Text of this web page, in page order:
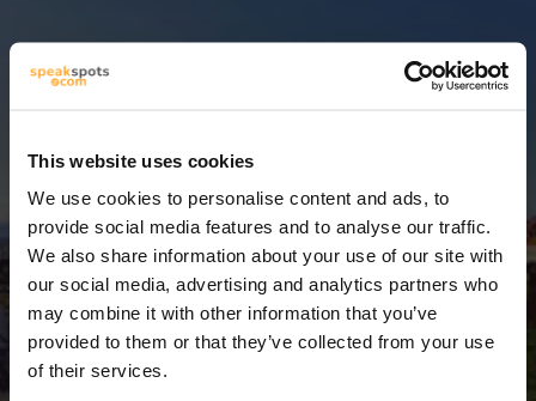
This website uses cookies
We use cookies to personalise content and ads, to
provide social media features and to analyse our traffic.
We also share information about your use of our site with
our social media, advertising and analytics partners who
may combine it with other information that you’ve
provided to them or that they’ve collected from your use
of their services.
14 วัน = 13 คืน